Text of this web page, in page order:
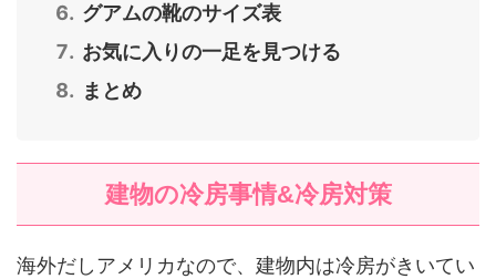
グアムの靴のサイズ表
お気に入りの一足を見つける
まとめ
建物の冷房事情&冷房対策
海外だしアメリカなので、建物内は冷房がきいてい